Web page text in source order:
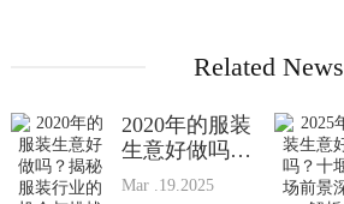
Related News
2020年的服装
生意好做吗？
揭秘服装行业
Mar .19.2025